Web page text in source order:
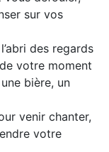
sur vos
des regards
votre moment
bière, un
venir chanter,
votre